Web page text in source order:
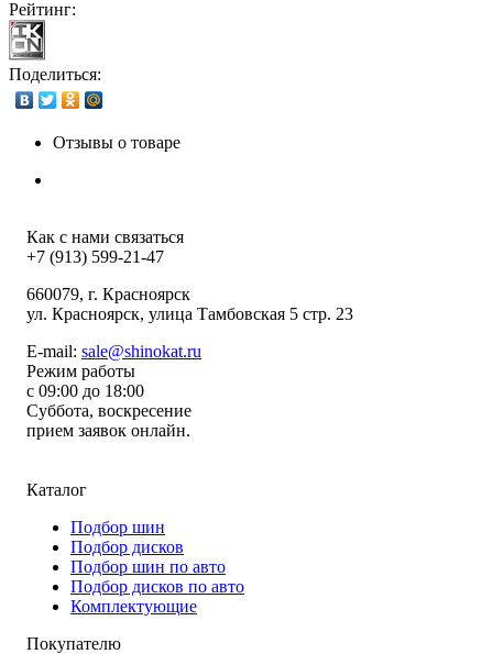
Рейтинг:
Поделиться:
Отзывы о товаре
Как с нами связаться
+7 (913) 599-21-47
660079, г. Красноярск
ул. Красноярск, улица Тамбовская 5 стр. 23
E-mail: sale@shinokat.ru
Режим работы
с 09:00 до 18:00
Суббота, воскресение
прием заявок онлайн.
Каталог
Подбор шин
Подбор дисков
Подбор шин по авто
Подбор дисков по авто
Комплектующие
Покупателю